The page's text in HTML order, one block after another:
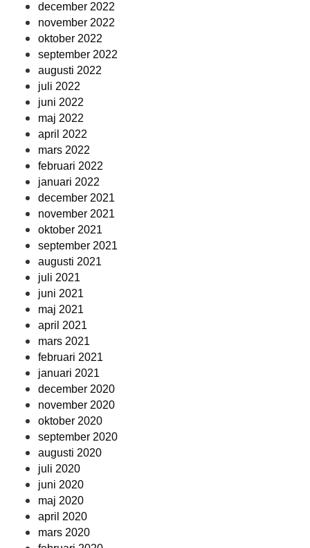
december 2022
november 2022
oktober 2022
september 2022
augusti 2022
juli 2022
juni 2022
maj 2022
april 2022
mars 2022
februari 2022
januari 2022
december 2021
november 2021
oktober 2021
september 2021
augusti 2021
juli 2021
juni 2021
maj 2021
april 2021
mars 2021
februari 2021
januari 2021
december 2020
november 2020
oktober 2020
september 2020
augusti 2020
juli 2020
juni 2020
maj 2020
april 2020
mars 2020